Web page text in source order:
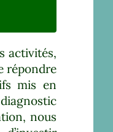
activités,
répondre
mis en
nous